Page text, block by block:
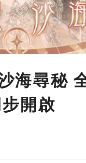
海尋秘
開啟